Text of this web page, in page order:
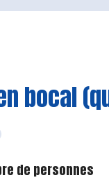
bocal
de personnes